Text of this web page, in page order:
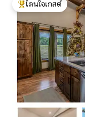
โดนใจเกสต์ที่สุด
โดนใจเกสต์